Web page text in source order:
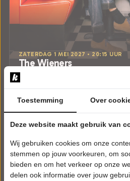
ZATERDAG 1 MEI 2027 • 20:15 UUR
The Wieners
Theaters aan Zee v.o.f.
POPULAIRE MUZIEK
Toestemming Over
Deze website maakt gebruik van
Wij gebruiken cookies om onze
stemmen op jouw voorkeuren, om
bieden en om het verkeer op onze
delen ook informatie over jouw